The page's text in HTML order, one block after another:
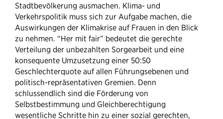
Stadtbevölkerung ausmachen. Klima- und
Verkehrspolitik muss sich zur Aufgabe machen, die
Auswirkungen der Klimakrise auf Frauen in den Blick
zu nehmen. “Her mit fair” bedeutet die gerechte
Verteilung der unbezahlten Sorgearbeit und eine
konsequente Umzusetzung einer 50:50
Geschlechterquote auf allen Führungsebenen und
politisch-repräsentativen Gremien. Denn
schlussendlich sind die Förderung von
Selbstbestimmung und Gleichberechtigung
wesentliche Schritte hin zu einer sozial gerechten,